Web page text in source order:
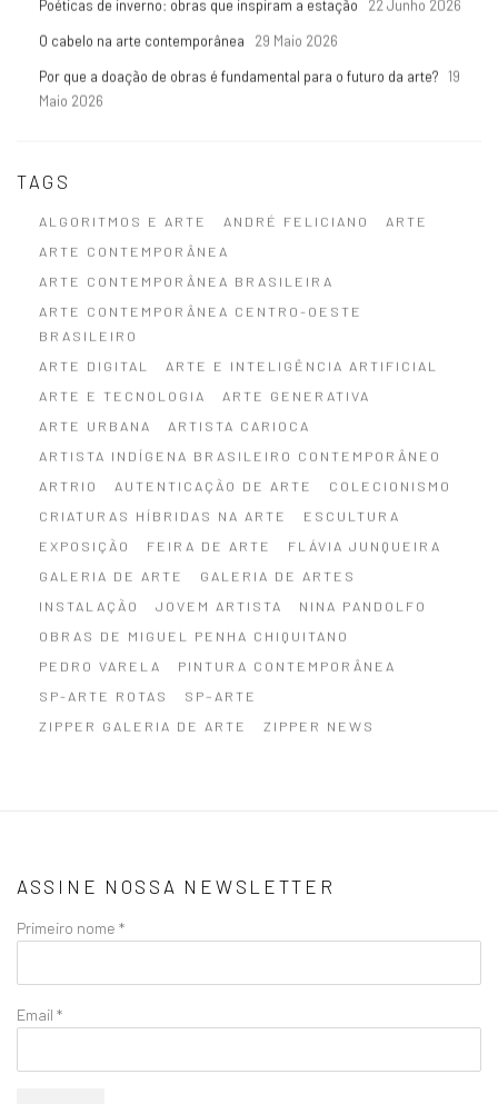
Poéticas de inverno: obras que inspiram a estação
22 Junho 2026
O cabelo na arte contemporânea
29 Maio 2026
Por que a doação de obras é fundamental para o futuro da arte? 19
Maio 2026
TAGS
ALGORITMOS E ARTE ANDRÉ FELICIANO
ARTE
ARTE CONTEMPORÂNEA
ARTE CONTEMPORÂNEA BRASILEIRA
ARTE CONTEMPORÂNEA CENTRO-OESTE
BRASILEIRO
ARTE DIGITAL
ARTE E INTELIGÊNCIA ARTIFICIAL
ARTE E TECNOLOGIA
ARTE GENERATIVA
ARTE URBANA
ARTISTA CARIOCA
ARTISTA INDÍGENA BRASILEIRO CONTEMPORÂNEO
ARTRIO
AUTENTICAÇÃO DE ARTE
COLECIONISMO
CRIATURAS HÍBRIDAS NA ARTE
ESCULTURA
EXPOSIÇÃO
FEIRA DE ARTE
FLÁVIA JUNQUEIRA
GALERIA DE ARTE
GALERIA DE ARTES
INSTALAÇÃO
JOVEM ARTISTA
NINA PANDOLFO
OBRAS DE MIGUEL PENHA CHIQUITANO
PEDRO VARELA
PINTURA CONTEMPORÂNEA
SP-ARTE ROTAS
SP–ARTE
ZIPPER GALERIA DE ARTE
ZIPPER NEWS
ASSINE NOSSA NEWSLETTER
Primeiro nome *
Email *